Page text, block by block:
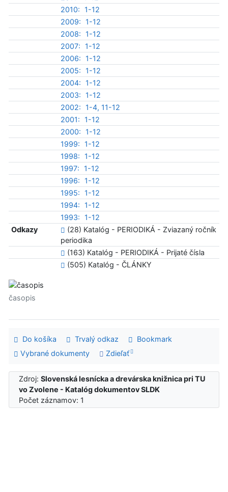
2010:
1-12
2009:
1-12
2008:
1-12
2007:
1-12
2006:
1-12
2005:
1-12
2004:
1-12
2003:
1-12
2002:
1-4, 11-12
2001:
1-12
2000:
1-12
1999:
1-12
1998:
1-12
1997:
1-12
1996:
1-12
1995:
1-12
1994:
1-12
1993:
1-12
Odkazy
(28) Katalóg - PERIODIKÁ - Zviazaný ročník
periodika
(163) Katalóg - PERIODIKÁ - Prijaté čísla
(505) Katalóg - ČLÁNKY
časopis
Do košíka Trvalý odkaz
Bookmark
Vybrané dokumenty
Zdieľať
Zdroj:Slovenská lesnícka a drevárska knižnica pri TU
vo Zvolene - Katalóg dokumentov SLDK
Počet záznamov: 1